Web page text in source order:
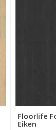
Floorlife
Eiken